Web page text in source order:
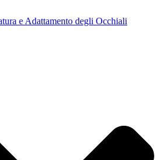
e Adattamento degli Occhiali